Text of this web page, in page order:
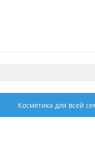
Косметика для всей